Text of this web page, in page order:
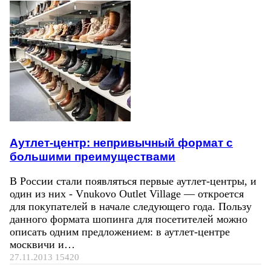
Аутлет-центр: непривычный формат с
большими преимуществами
В России стали появляться первые аутлет-центры, и
один из них - Vnukovo Outlet Village — откроется
для покупателей в начале следующего года. Пользу
данного формата шопинга для посетителей можно
описать одним предложением: в аутлет-центре
москвичи и…
27.11.2013 15420